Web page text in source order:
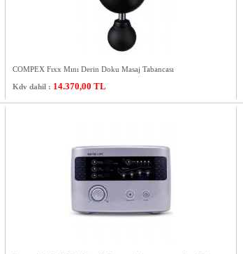
COMPEX Fıxx Mını Derin Doku Masaj Tabancası
Kdv dahil : 14.370,00 TL